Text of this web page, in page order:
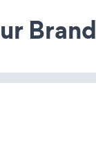
Brand